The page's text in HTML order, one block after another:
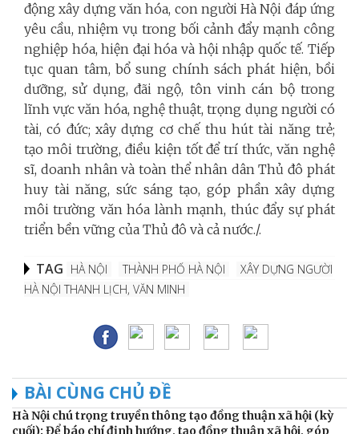
động xây dựng văn hóa, con người Hà Nội đáp ứng
yêu cầu, nhiệm vụ trong bối cảnh đẩy mạnh công
nghiệp hóa, hiện đại hóa và hội nhập quốc tế. Tiếp
tục quan tâm, bổ sung chính sách phát hiện, bồi
dưỡng, sử dụng, đãi ngộ, tôn vinh cán bộ trong
lĩnh vực văn hóa, nghệ thuật, trọng dụng người có
tài, có đức; xây dựng cơ chế thu hút tài năng trẻ;
tạo môi trường, điều kiện tốt để trí thức, văn nghệ
sĩ, doanh nhân và toàn thể nhân dân Thủ đô phát
huy tài năng, sức sáng tạo, góp phần xây dựng
môi trường văn hóa lành mạnh, thúc đẩy sự phát
triển bền vững của Thủ đô và cả nước./.
TAG HÀ NỘI THÀNH PHỐ HÀ NỘI
XÂY DỰNG NGƯỜI
HÀ NỘI THANH LỊCH, VĂN MINH
BÀI CÙNG CHỦ ĐỀ
Hà Nội chú trọng truyền thông tạo đồng thuận xã hội (kỳ